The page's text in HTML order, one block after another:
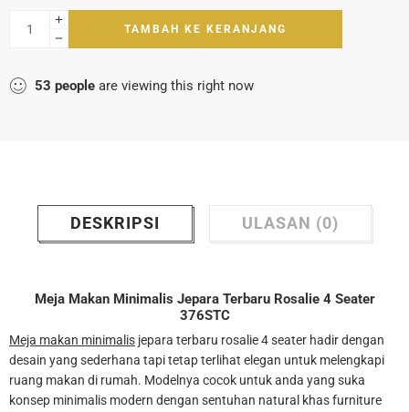
TAMBAH KE KERANJANG
53 people are viewing this right now
DESKRIPSI ULASAN (0)
Meja Makan Minimalis Jepara Terbaru Rosalie 4 Seater
376STC
Meja makan minimalis jepara terbaru rosalie 4 seater hadir dengan
desain yang sederhana tapi tetap terlihat elegan untuk melengkapi
ruang makan di rumah. Modelnya cocok untuk anda yang suka
konsep minimalis modern dengan sentuhan natural khas furniture